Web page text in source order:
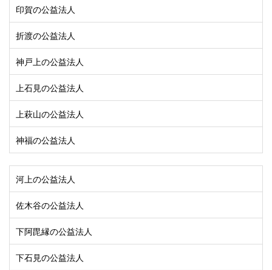
印賀の公益法人
折渡の公益法人
神戸上の公益法人
上石見の公益法人
上萩山の公益法人
神福の公益法人
河上の公益法人
佐木谷の公益法人
下阿毘縁の公益法人
下石見の公益法人